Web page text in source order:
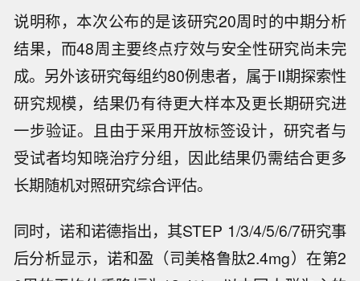
界面新闻截自诺和诺德中国官网
说明称，本次公布的是该研究20周时的中期分析
成。另外该研究每组约80例患者，属于II期探索性
研究规模，结果仍有待更大样本及更长期研究进